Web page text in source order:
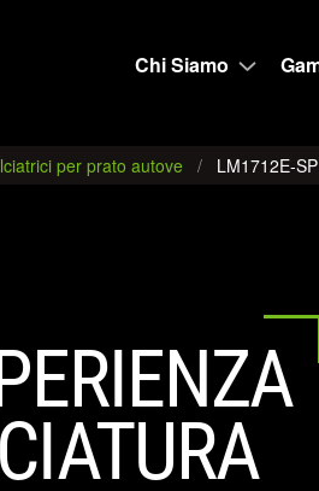
Chi Siamo
per prato autove LM1712E-